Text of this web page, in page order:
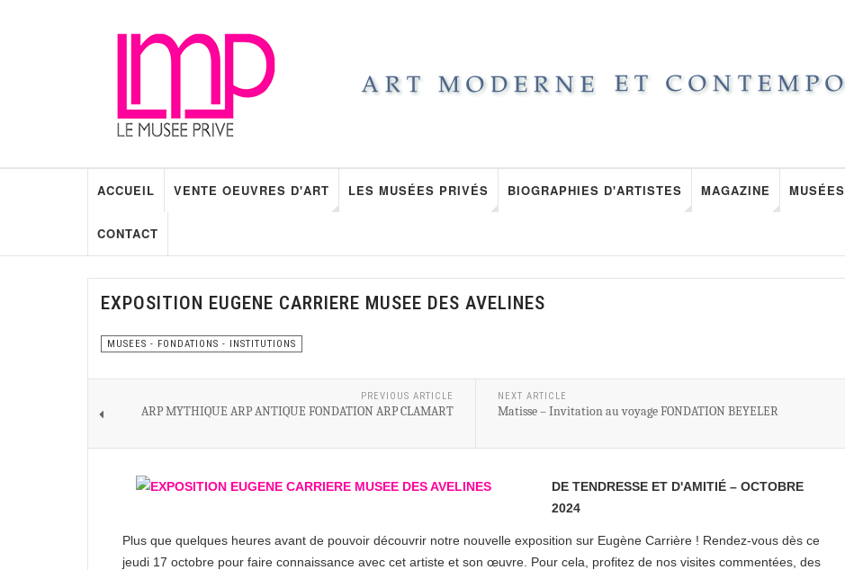
ACCUEIL VENTE OEUVRES D'ART LES MUSÉES PRIVÉS BIOGRAPHIES D'ARTISTES MAGAZINE MUSÉES
CONTACT
EXPOSITION EUGENE CARRIERE MUSEE DES AVELINES
MUSEES - FONDATIONS - INSTITUTIONS
PREVIOUS ARTICLE
ARP MYTHIQUE ARP ANTIQUE FONDATION ARP CLAMART
NEXT ARTICLE
Matisse – Invitation au voyage FONDATION BEYELER
DE TENDRESSE ET D'AMITIÉ – OCTOBRE
2024
Plus que quelques heures avant de pouvoir découvrir notre nouvelle exposition sur Eugène Carrière ! Rendez-vous dès ce
jeudi 17 octobre pour faire connaissance avec cet artiste et son œuvre. Pour cela, profitez de nos visites commentées, des